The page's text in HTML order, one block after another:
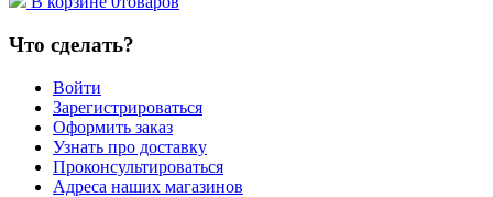
Что сделать?
Войти
Зарегистрироваться
Оформить заказ
Узнать про доставку
Проконсультироваться
Адреса наших магазинов